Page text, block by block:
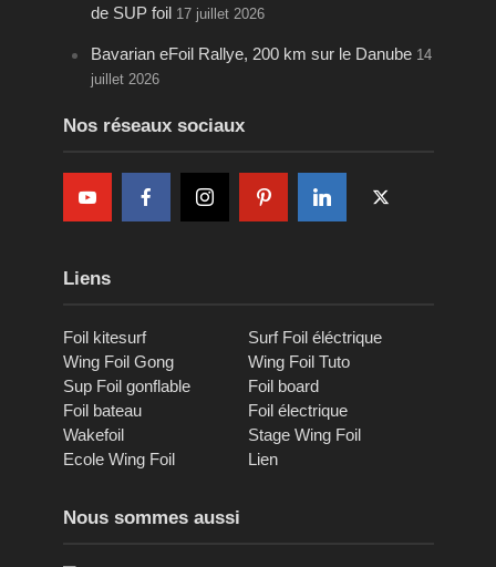
de SUP foil 17 juillet 2026
Bavarian eFoil Rallye, 200 km sur le Danube 14
juillet 2026
Nos réseaux sociaux
Liens
Foil kitesurf
Surf Foil éléctrique
Wing Foil Gong
Wing Foil Tuto
Sup Foil gonflable
Foil board
Foil bateau
Foil électrique
Wakefoil
Stage Wing Foil
Ecole Wing Foil
Lien
Nous sommes aussi